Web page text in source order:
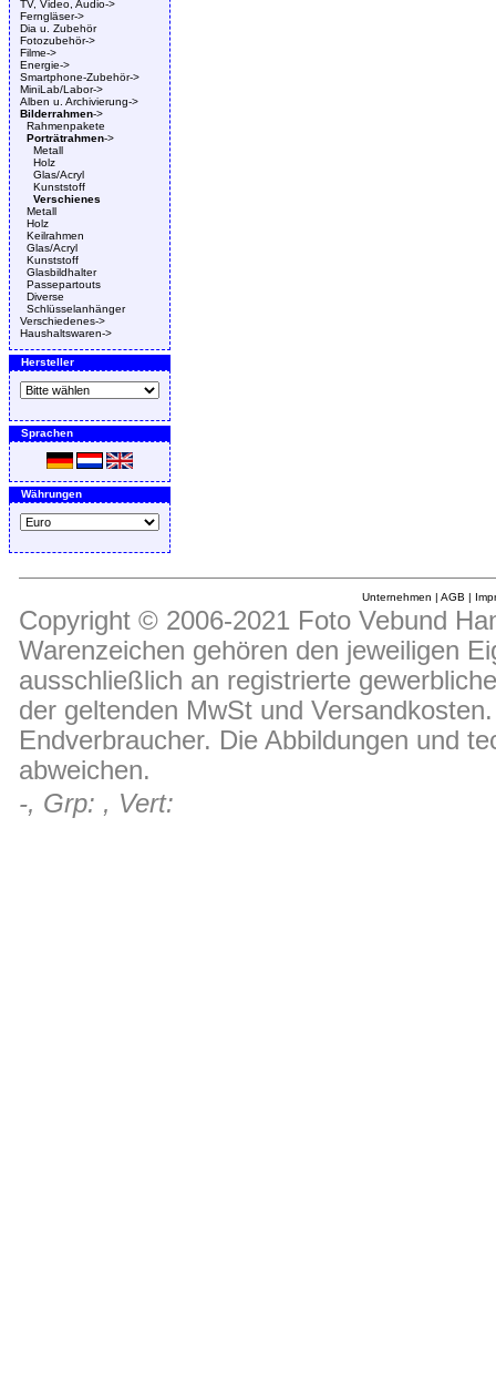
TV, Video, Audio->
Ferngläser->
Dia u. Zubehör
Fotozubehör->
Filme->
Energie->
Smartphone-Zubehör->
MiniLab/Labor->
Alben u. Archivierung->
Bilderrahmen->
Rahmenpakete
Porträtrahmen->
Metall
Holz
Glas/Acryl
Kunststoff
Verschienes
Metall
Holz
Keilrahmen
Glas/Acryl
Kunststoff
Glasbildhalter
Passepartouts
Diverse
Schlüsselanhänger
Verschiedenes->
Haushaltswaren->
Hersteller
Sprachen
Währungen
Unternehmen | AGB |
Copyright © 2006-2021 Foto Vebund
Warenzeichen gehören den jeweiligen
ausschließlich an registrierte
der geltenden MwSt und
Endverbraucher. Die Abbildungen und
abweichen.
-, Grp: , Vert: